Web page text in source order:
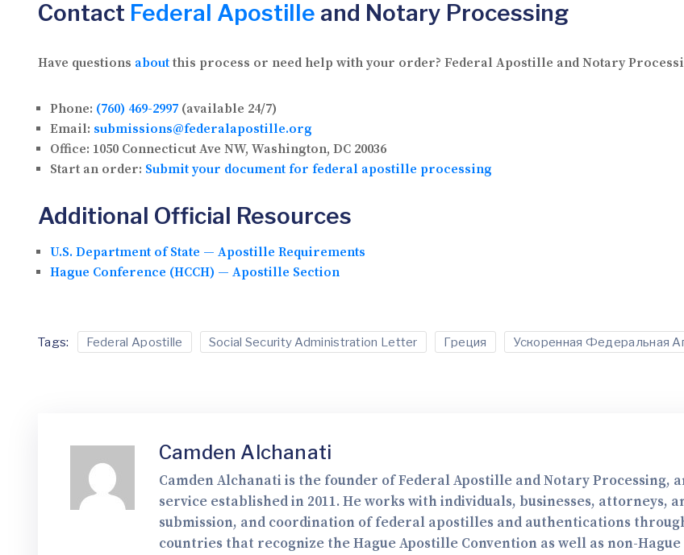
Contact Federal Apostille and Notary Processing
Have questions about this process or need help with your order? Federal Apostille and Notary
Phone: (760) 469-2997 (available 24/7)
Email: submissions@federalapostille.org
Office: 1050 Connecticut Ave NW, Washington, DC 20036
Start an order: Submit your document for federal apostille processing
Additional Official Resources
U.S. Department of State — Apostille Requirements
Hague Conference (HCCH) — Apostille Section
Tags: Federal Apostille Social Security Administration Letter Греция Ускоренная Федеральная
Camden Alchanati
Camden Alchanati is the founder of Federal Apostille and Notary Processing,
service established in 2011. He works with individuals, businesses,
submission, and coordination of federal apostilles and authentications
countries that recognize the Hague Apostille Convention as well as non-